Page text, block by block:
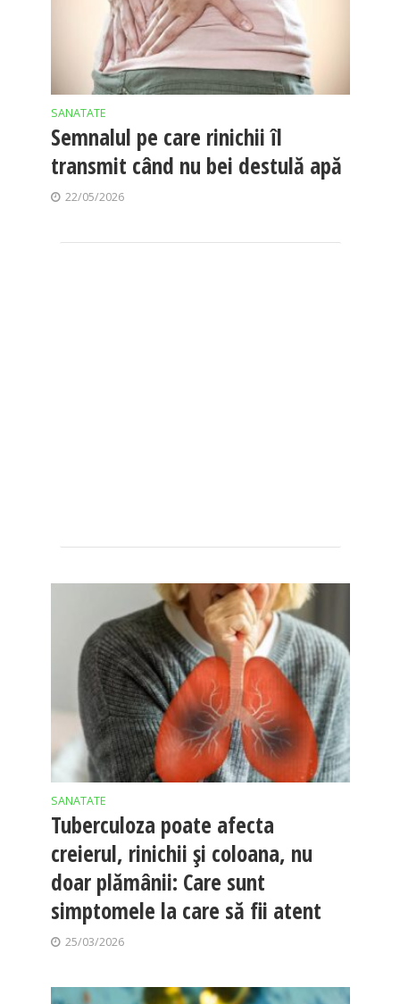
SANATATE
Semnalul pe care rinichii îl
transmit când nu bei destulă apă
22/05/2026
SANATATE
Tuberculoza poate afecta
creierul, rinichii și coloana, nu
doar plămânii: Care sunt
simptomele la care să fii atent
25/03/2026